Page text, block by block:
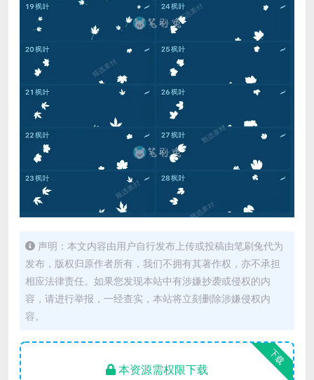
声明：本文内容由用户自行发布上传或投稿由笔刷兔代为
发布，版权归原作者所有，我们不拥有其著作权，亦不承担
相应法律责任。如果您发现本站中有涉嫌抄袭或侵权的内
容，请进行举报，一经查实，本站将立刻删除涉嫌侵权内
容。
下载
本资源需权限下载